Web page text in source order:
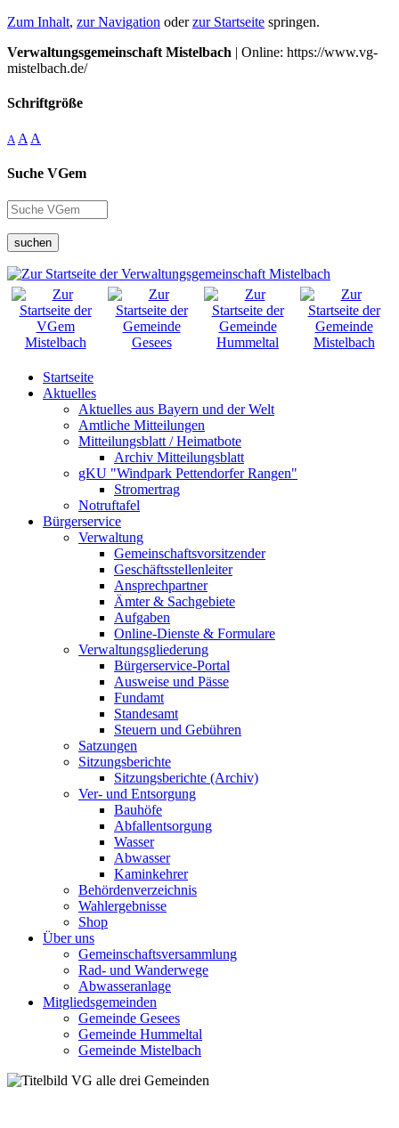
Zum Inhalt, zur Navigation oderzur Startseite springen.
Verwaltungsgemeinschaft Mistelbach | Online: https://www.vg-
mistelbach.de/
Schriftgröße
A A A
Suche VGem
suchen
Startseite
Aktuelles
Aktuelles aus Bayern und der Welt
Amtliche Mitteilungen
Mitteilungsblatt / Heimatbote
Archiv Mitteilungsblatt
gKU "Windpark Pettendorfer Rangen"
Stromertrag
Notruftafel
Bürgerservice
Verwaltung
Gemeinschaftsvorsitzender
Geschäftsstellenleiter
Ansprechpartner
Ämter & Sachgebiete
Aufgaben
Online-Dienste & Formulare
Verwaltungsgliederung
Bürgerservice-Portal
Ausweise und Pässe
Fundamt
Standesamt
Steuern und Gebühren
Satzungen
Sitzungsberichte
Sitzungsberichte (Archiv)
Ver- und Entsorgung
Bauhöfe
Abfallentsorgung
Wasser
Abwasser
Kaminkehrer
Behördenverzeichnis
Wahlergebnisse
Shop
Über uns
Gemeinschaftsversammlung
Rad- und Wanderwege
Abwasseranlage
Mitgliedsgemeinden
Gemeinde Gesees
Gemeinde Hummeltal
Gemeinde Mistelbach